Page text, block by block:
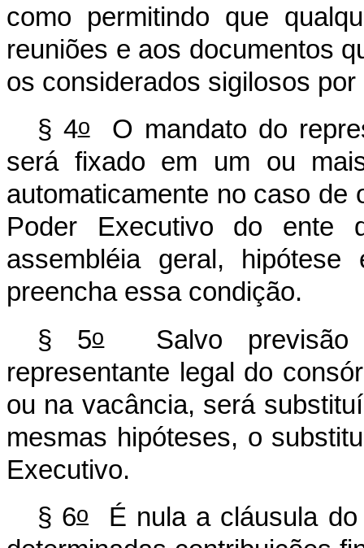
como permitindo que
reuniões e aos documentos
os considerados sigilosos
§ 4oO mandato do
será fixado em um ou
automaticamente no caso de
Poder Executivo do ente
assembléia geral,
preencha essa condição.
§ 5oSalvo previsão
representante legal do
ou na vacância, será
mesmas hipóteses, o
Executivo.
§ 6o
É nula a cláusula do